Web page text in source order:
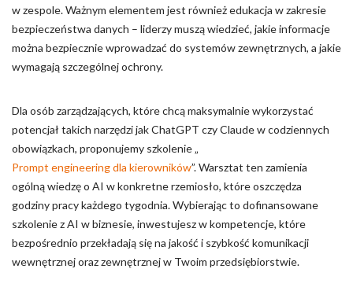
w zespole. Ważnym elementem jest również edukacja w zakresie
bezpieczeństwa danych – liderzy muszą wiedzieć, jakie informacje
można bezpiecznie wprowadzać do systemów zewnętrznych, a jakie
wymagają szczególnej ochrony.
Dla osób zarządzających, które chcą maksymalnie wykorzystać
potencjał takich narzędzi jak ChatGPT czy Claude w codziennych
obowiązkach, proponujemy szkolenie „
Prompt engineering dla kierowników”. Warsztat ten zamienia
ogólną wiedzę o AI w konkretne rzemiosło, które oszczędza
godziny pracy każdego tygodnia. Wybierając to dofinansowane
szkolenie z AI w biznesie, inwestujesz w kompetencje, które
bezpośrednio przekładają się na jakość i szybkość komunikacji
wewnętrznej oraz zewnętrznej w Twoim przedsiębiorstwie.